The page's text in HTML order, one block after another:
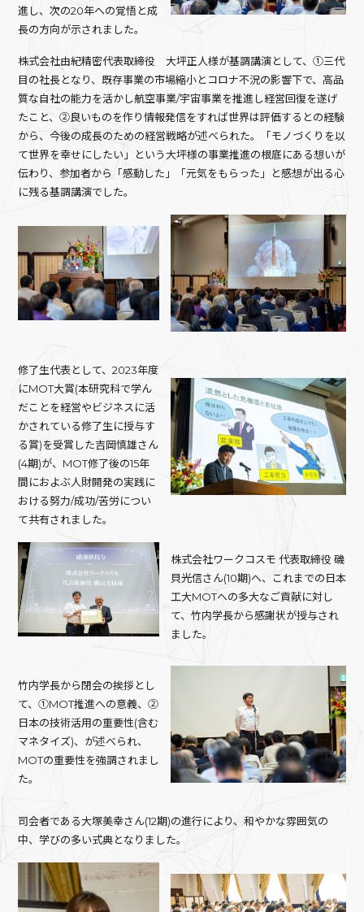
進し、次の20年への覚悟と成
長の方向が示されました。
株式会社由紀精密代表取締役 大坪正人様が基調講演として、①三代
目の社長となり、既存事業の市場縮小とコロナ不況の影響下で、高品
質な自社の能力を活かし航空事業/宇宙事業を推進し経営回復を遂げ
たこと、②良いものを作り情報発信をすれば世界は評価するとの経験
から、今後の成長のための経営戦略が述べられた。「モノづくりを以
て世界を幸せにしたい」という大坪様の事業推進の根底にある想いが
伝わり、参加者から「感動した」「元気をもらった」と感想が出る心
に残る基調講演でした。
修了生代表として、2023年度
にMOT大賞(本研究科で学ん
だことを経営やビジネスに活
かされている修了生に授与す
る賞)を受賞した吉岡慎雄さん
(4期)が、MOT修了後の15年
間におよぶ人財開発の実践に
おける努力/成功/苦労につい
て共有されました。
株式会社ワークコスモ 代表取締役 磯
貝光信さん(10期)へ、これまでの日本
工大MOTへの多大なご貢献に対し
て、竹内学長から感謝状が授与され
ました。
竹内学長から閉会の挨拶とし
て、①MOT推進への意義、②
日本の技術活用の重要性(含む
マネタイズ)、が述べられ、
MOTの重要性を強調されまし
た。
司会者である大塚美幸さん(12期)の進行により、和やかな雰囲気の
中、学びの多い式典となりました。